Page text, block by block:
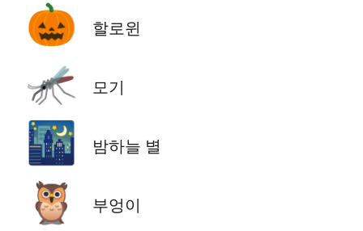
🎃 할로윈
🦟 모기
🌃 밤하늘 별
🦉 부엉이